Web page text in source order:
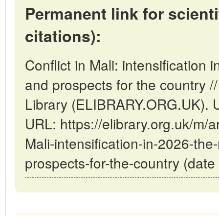
Permanent link for
citations):
Conflict in Mali: intensification
and prospects for the country
Library (ELIBRARY.ORG.UK).
URL: https://elibrary.org.uk/m/
Mali-intensification-in-2026-
prospects-for-the-country